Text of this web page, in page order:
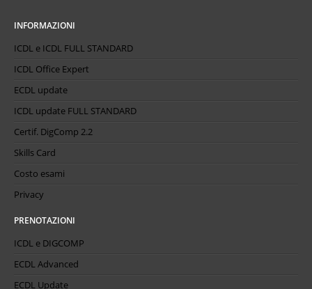
INFORMAZIONI
ICDL e ICDL FULL STANDARD
ICDL Office Expert
ECDL update
ICDL update FULL STANDARD
Certif. DigComp 2.2
Skills Card
Costo esami
Privacy
PRENOTAZIONI
ICDL e DIGCOMP
ECDL Advanced
ECDL Update